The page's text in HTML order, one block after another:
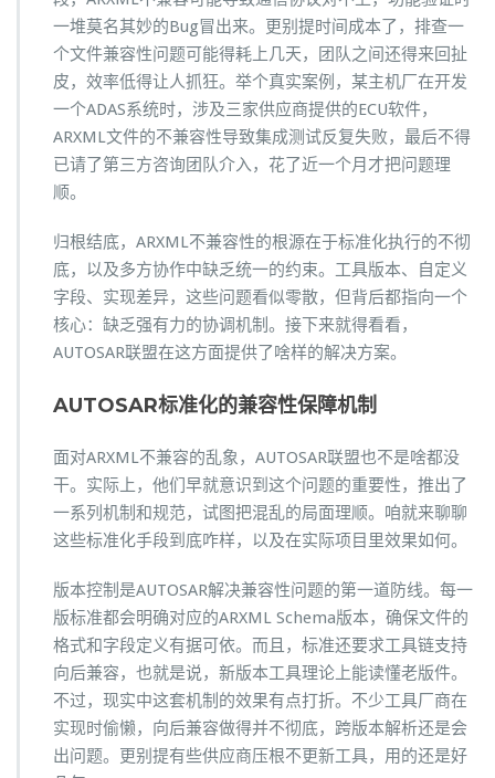
一堆莫名其妙的Bug冒出来。更别提时间成本了，排查一
个文件兼容性问题可能得耗上几天，团队之间还得来回扯
皮，效率低得让人抓狂。举个真实案例，某主机厂在开发
一个ADAS系统时，涉及三家供应商提供的ECU软件，
ARXML文件的不兼容性导致集成测试反复失败，最后不得
已请了第三方咨询团队介入，花了近一个月才把问题理
顺。
归根结底，ARXML不兼容性的根源在于标准化执行的不彻
底，以及多方协作中缺乏统一的约束。工具版本、自定义
字段、实现差异，这些问题看似零散，但背后都指向一个
核心：缺乏强有力的协调机制。接下来就得看看，
AUTOSAR联盟在这方面提供了啥样的解决方案。
AUTOSAR标准化的兼容性保障机制
面对ARXML不兼容的乱象，AUTOSAR联盟也不是啥都没
干。实际上，他们早就意识到这个问题的重要性，推出了
一系列机制和规范，试图把混乱的局面理顺。咱就来聊聊
这些标准化手段到底咋样，以及在实际项目里效果如何。
版本控制是AUTOSAR解决兼容性问题的第一道防线。每一
版标准都会明确对应的ARXML Schema版本，确保文件的
格式和字段定义有据可依。而且，标准还要求工具链支持
向后兼容，也就是说，新版本工具理论上能读懂老版件。
不过，现实中这套机制的效果有点打折。不少工具厂商在
实现时偷懒，向后兼容做得并不彻底，跨版本解析还是会
出问题。更别提有些供应商压根不更新工具，用的还是好